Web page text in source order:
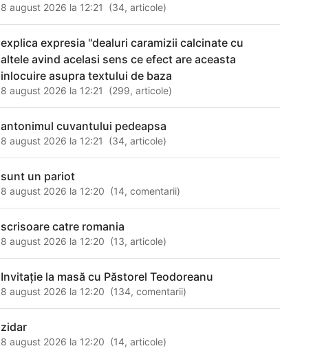
8 august 2026 la 12:21 (34,articole)
explica expresia "dealuri caramizii calcinate cu
altele avind acelasi sens ce efect are aceasta
inlocuire asupra textului de baza
8 august 2026 la 12:21 (299,articole)
antonimul cuvantului pedeapsa
8 august 2026 la 12:21 (34,articole)
sunt un pariot
8 august 2026 la 12:20 (14,comentarii)
scrisoare catre romania
8 august 2026 la 12:20 (13,articole)
Invitaţie la masă cu Păstorel Teodoreanu
8 august 2026 la 12:20 (134,comentarii)
zidar
8 august 2026 la 12:20 (14,articole)